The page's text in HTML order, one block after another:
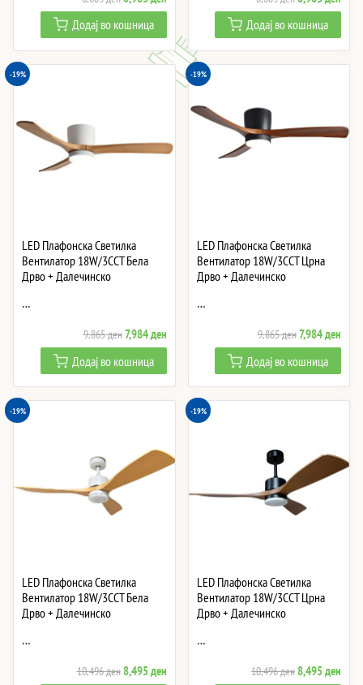
price
was:
8,603 ден.
price
is:
6,963 ден.
Додај во кошница
price
was:
8,603 ден.
price
is:
Додај во кошница
-19%
LED Плафонска Светилка
Вентилатор 18W/3CCT Бела
Дрво + Далечинско
…
9,865денOriginal
price
was:
9,865 ден.
7,984денCurrent
price
is:
7,984 ден.
Додај во кошница
-19%
LED Плафонска Светилка
Вентилатор 18W/3CCT Црна
Дрво + Далечинско
…
9,865денOriginal
price
was:
9,865 ден.
7,984ден
price
is:
Додај во кошница
-19%
LED Плафонска Светилка
Вентилатор 18W/3CCT Бела
Дрво + Далечинско
…
10,496денOriginal
8,495денCurrent
-19%
LED Плафонска Светилка
Вентилатор 18W/3CCT Црна
Дрво + Далечинско
…
10,496денOriginal
8,495ден